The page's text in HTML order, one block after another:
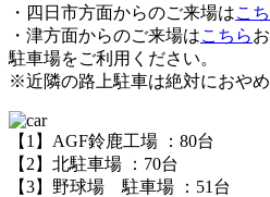
・四日市方面からのご来場はこ
・津方面からのご来場はこちら
駐車場をご利用ください。
※近隣の路上駐車は絶対におやめ
【1】AGF鈴鹿工場 ：80台
【2】北駐車場 ：70台
【3】野球場 駐車場 ：51台